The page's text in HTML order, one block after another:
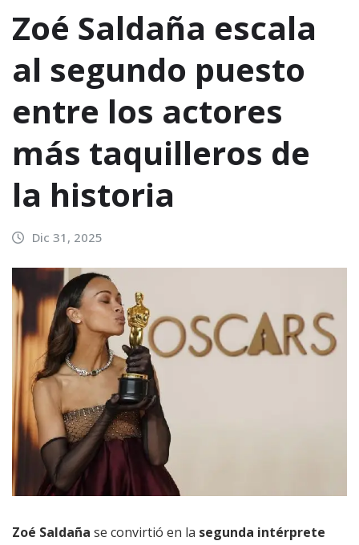
Zoé Saldaña escala
al segundo puesto
entre los actores
más taquilleros de
la historia
Dic 31, 2025
Zoé Saldaña se convirtió en la segunda intérprete